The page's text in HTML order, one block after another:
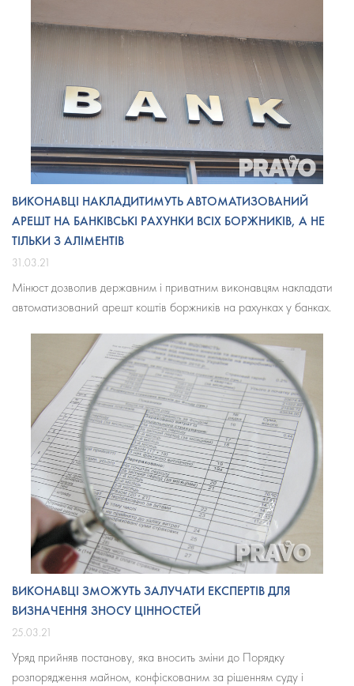
ВИКОНАВЦІ НАКЛАДИТИМУТЬ АВТОМАТИЗОВАНИЙ
АРЕШТ НА БАНКІВСЬКІ РАХУНКИ ВСІХ БОРЖНИКІВ, А НЕ
ТІЛЬКИ З АЛІМЕНТІВ
31.03.21
Мінюст дозволив державним і приватним виконавцям накладати
автоматизований арешт коштів боржників на рахунках у банках.
ВИКОНАВЦІ ЗМОЖУТЬ ЗАЛУЧАТИ ЕКСПЕРТІВ ДЛЯ
ВИЗНАЧЕННЯ ЗНОСУ ЦІННОСТЕЙ
25.03.21
Уряд прийняв постанову, яка вносить зміни до Порядку
розпорядження майном, конфіскованим за рішенням суду і